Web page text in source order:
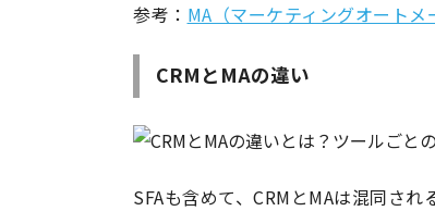
参考： MA（マーケティングオート
CRMとMAの違い
SFAも含めて、CRMとMAは混同さ